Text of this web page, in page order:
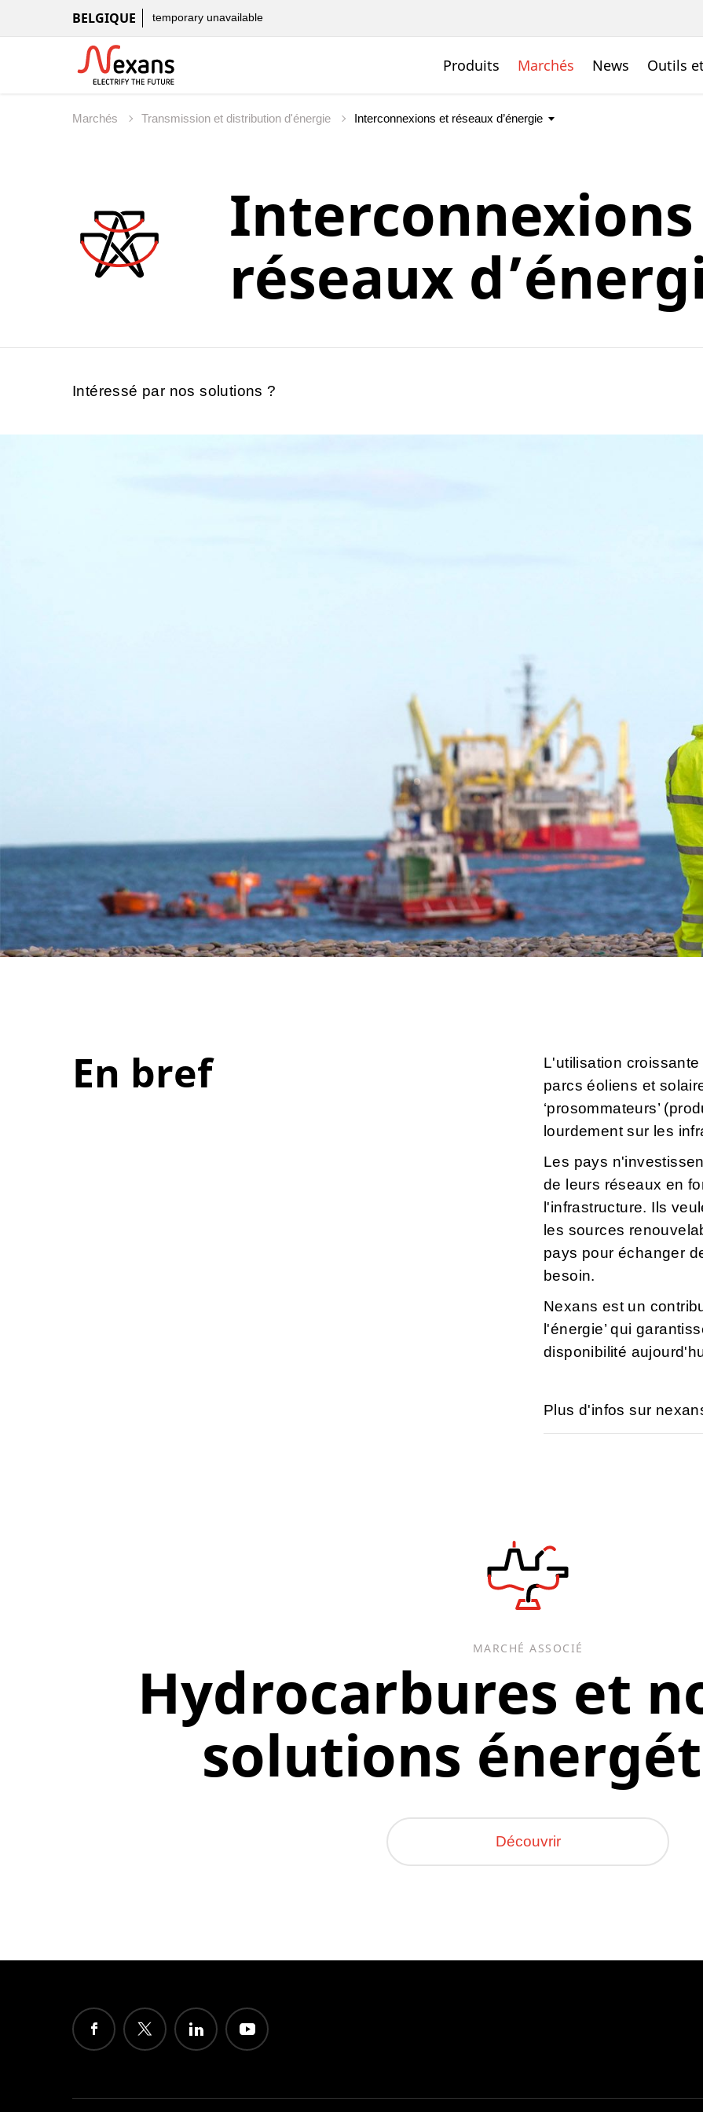
BELGIQUE temporary unavailable
Produits Marchés News Outils
Marchés Transmission et distribution d'énergie
réseaux
Intéressé par nos solutions ?
En bref
L'utilisation
parcs éoliens et
‘prosommateurs’
lourdement sur les
Les pays
de leurs réseaux en
l'infrastructure. Ils
les sources
pays pour échanger
besoin.
Nexans est un
l'énergie’ qui
disponibilité
Plus d'infos sur
MARCHÉ ASSOCIÉ
Hydrocarbures et
solutions
Découvrir